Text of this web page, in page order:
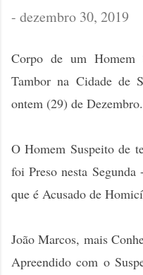
- dezembro 30, 2019
Corpo de um Homem
Tambor na Cidade de
ontem (29) de Dezembro.
O Homem Suspeito de
foi Preso nesta
que é Acusado de
João Marcos, mais
Apreendido com o